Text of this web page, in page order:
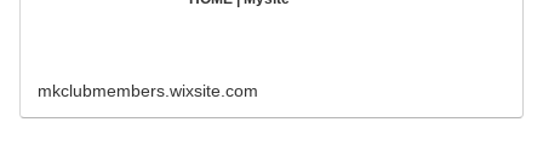
mkclubmembers.wixsite.com